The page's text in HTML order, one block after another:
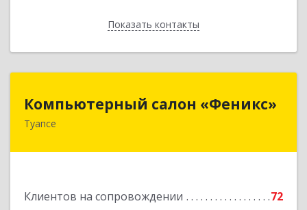
Показать контакты
Назад
Компьютерный салон «Феникс»
Туапсе
Клиентов на сопровождении 72
Компьютерный салон «Феникс»
352800, Краснодарский край, Туапсинский р-н,